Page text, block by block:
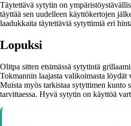
Täytettävä sytytin on
täyttää sen uudelleen käyttökertojen
laadukkaita täytettäviä sytyttimiä eri
Lopuksi
Olitpa sitten etsimässä sytytintä
Tokmannin laajasta valikoimasta löydät
Muista myös tarkistaa sytyttimen kunto
tarvittaessa. Hyvä sytytin on käyttöä